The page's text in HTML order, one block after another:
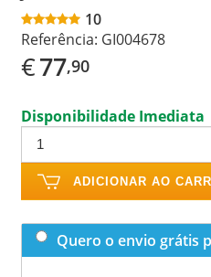
10
Referência: GI004678
€77,90
Disponibilidade Imediata
ADICIONAR AO
Quero o envio grátis